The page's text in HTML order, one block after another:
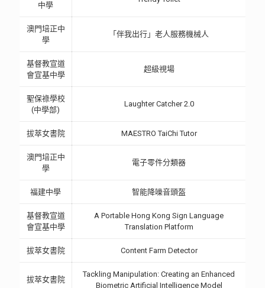
中學
澳門培正中
學
「伴我出行」老人服務機械人
基督教宣道
會宣基中學
超級視場
聖保祿學校
(中學部)
Laughter Catcher 2.0
拔萃女書院 MAESTRO TaiChi Tutor
澳門培正中
學
電子零件分類器
福建中學 智能降噪音頭盔
基督教宣道
會宣基中學
A Portable Hong Kong Sign Language
Translation Platform
拔萃女書院 Content Farm Detector
拔萃女書院
Tackling Manipulation: Creating an Enhanced
Biometric Artificial Intelligence Model